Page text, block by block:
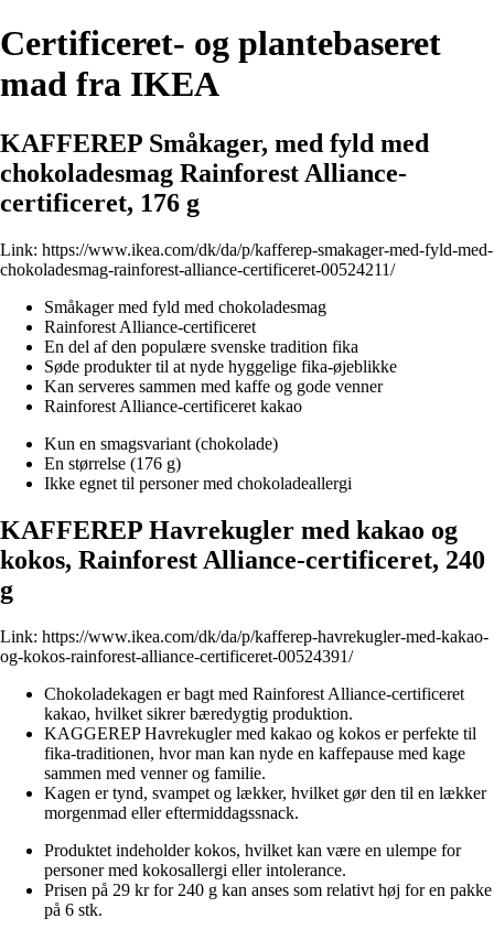
Certificeret- og plantebaseret
mad fra IKEA
KAFFEREP Småkager, med fyld med
chokoladesmag Rainforest Alliance-
certificeret, 176 g
Link: https://www.ikea.com/dk/da/p/kafferep-smakager-med-fyld-med-
chokoladesmag-rainforest-alliance-certificeret-00524211/
Småkager med fyld med chokoladesmag
Rainforest Alliance-certificeret
En del af den populære svenske tradition fika
Søde produkter til at nyde hyggelige fika-øjeblikke
Kan serveres sammen med kaffe og gode venner
Rainforest Alliance-certificeret kakao
Kun en smagsvariant (chokolade)
En størrelse (176 g)
Ikke egnet til personer med chokoladeallergi
KAFFEREP Havrekugler med kakao og
kokos, Rainforest Alliance-certificeret, 240
g
Link: https://www.ikea.com/dk/da/p/kafferep-havrekugler-med-kakao-
og-kokos-rainforest-alliance-certificeret-00524391/
Chokoladekagen er bagt med Rainforest Alliance-certificeret
kakao, hvilket sikrer bæredygtig produktion.
KAGGEREP Havrekugler med kakao og kokos er perfekte til
fika-traditionen, hvor man kan nyde en kaffepause med kage
sammen med venner og familie.
Kagen er tynd, svampet og lækker, hvilket gør den til en lækker
morgenmad eller eftermiddagssnack.
Produktet indeholder kokos, hvilket kan være en ulempe for
personer med kokosallergi eller intolerance.
Prisen på 29 kr for 240 g kan anses som relativt høj for en pakke
på 6 stk.